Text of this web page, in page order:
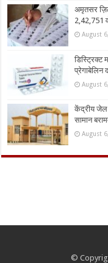
अमृतसर
2,42,751
August
प्रेगाबेलिन
August
केंद्रीय जेल
सामान
August
©